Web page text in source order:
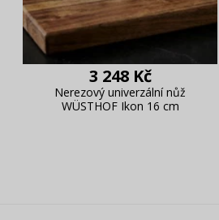
3 248 Kč
Nerezový univerzální nůž
WÜSTHOF Ikon 16 cm